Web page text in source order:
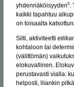
yhdennäköisyyden5.
kaikki tapahtuu
on toisaalta
Silti, aktiviteetti
kohtaloon tai
(välittömän)
elokuvallinen.
perustavasti vialla:
helposti, liiankin